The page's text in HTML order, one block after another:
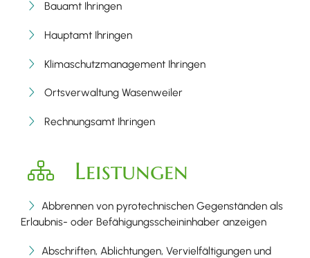
Bauamt Ihringen
Hauptamt Ihringen
Klimaschutzmanagement Ihringen
Ortsverwaltung Wasenweiler
Rechnungsamt Ihringen
Leistungen
Abbrennen von pyrotechnischen Gegenständen als
Erlaubnis- oder Befähigungsscheininhaber anzeigen
Abschriften, Ablichtungen, Vervielfältigungen und